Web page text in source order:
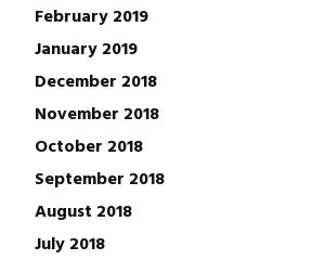
February 2019
January 2019
December 2018
November 2018
October 2018
September 2018
August 2018
July 2018